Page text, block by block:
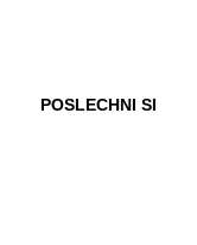
POSLECHNI SI